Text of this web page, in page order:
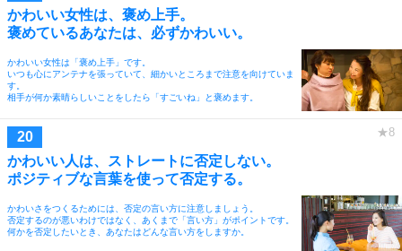
かわいい女性は、褒め上手。
褒めているあなたは、必ずかわいい。
かわいい女性は「褒め上手」です。
いつも心にアンテナを張っていて、細かいところまで注意を向けていま
す。
相手が何か素晴らしいことをしたら「すごいね」と褒めます。
かわいい人は、ストレートに否定しない。
ポジティブな言葉を使って否定する。
かわいさをつくるためには、否定の言い方に注意しましょう。
否定するのが悪いわけではなく、あくまで「言い方」がポイントです。
何かを否定したいとき、あなたはどんな言い方をしますか。